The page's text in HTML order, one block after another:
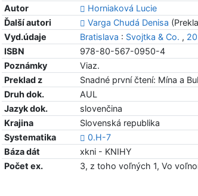
Autor
Horniaková Lucie
Ďalší autori
Varga Chudá Denisa
Vyd.údaje
Bratislava : Svojtka & Co. ,
ISBN
978-80-567-0950-4
Poznámky
Viaz.
Preklad z
Snadné první čtení: Mína a
Druh dok.
AUL
Jazyk dok.
slovenčina
Krajina
Slovenská republika
Systematika
0.H-7
Báza dát
xkni - KNIHY
Počet ex.
3, z toho voľných 1, Vo